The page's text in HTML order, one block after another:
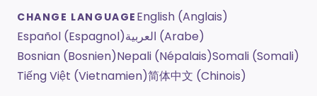
CHANGE LANGUAGE English (Anglais)
Español (Espagnol)
العربية (Arabe)
Bosnian (Bosnien)Nepali (Népalais)Somali (Somali)
Tiếng Việt (Vietnamien)简体中文 (Chinois)